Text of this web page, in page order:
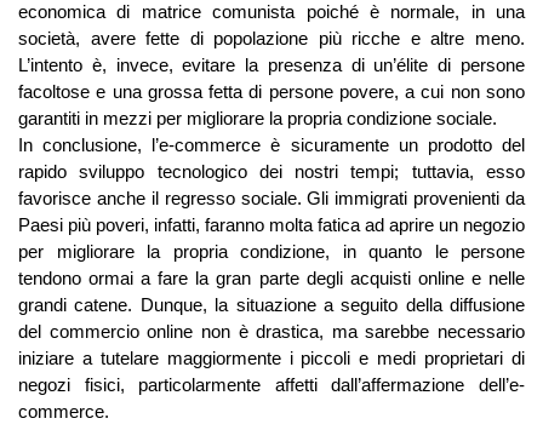
economica di matrice comunista poiché è normale, in una
società, avere fette di popolazione più ricche e altre meno.
L’intento è, invece, evitare la presenza di un’élite di persone
facoltose e una grossa fetta di persone povere, a cui non sono
garantiti in mezzi per migliorare la propria condizione sociale.
In conclusione, l’e-commerce è sicuramente un prodotto del
rapido sviluppo tecnologico dei nostri tempi; tuttavia, esso
favorisce anche il regresso sociale. Gli immigrati provenienti da
Paesi più poveri, infatti, faranno molta fatica ad aprire un negozio
per migliorare la propria condizione, in quanto le persone
tendono ormai a fare la gran parte degli acquisti online e nelle
grandi catene. Dunque, la situazione a seguito della diffusione
del commercio online non è drastica, ma sarebbe necessario
iniziare a tutelare maggiormente i piccoli e medi proprietari di
negozi fisici, particolarmente affetti dall’affermazione dell’e-
commerce.